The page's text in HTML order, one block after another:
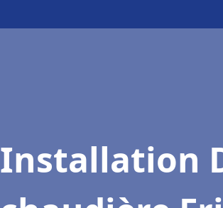
Installation